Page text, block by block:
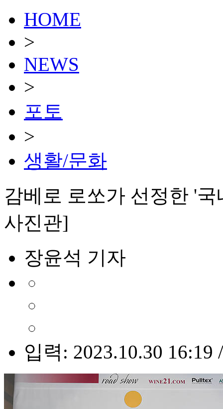
HOME
>
NEWS
>
포토
>
생활/문화
감베로 로쏘가 선정한 '
사진관]
장윤석 기자
입력: 2023.10.30 16:19